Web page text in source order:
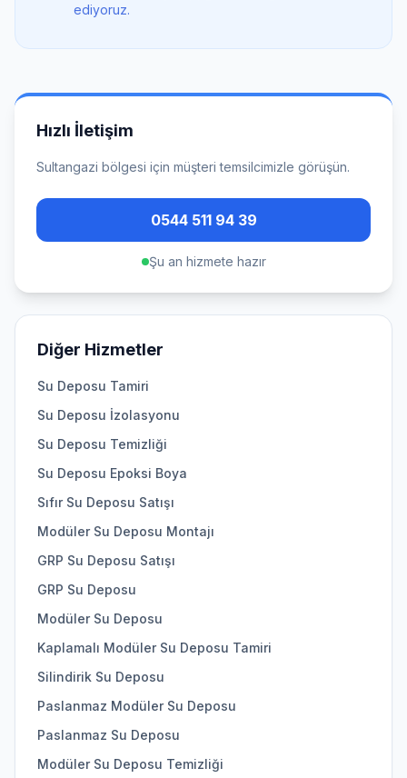
ediyoruz.
Hızlı İletişim
Sultangazi bölgesi için müşteri temsilcimizle görüşün.
0544 511 94 39
Şu an hizmete hazır
Diğer Hizmetler
Su Deposu Tamiri
Su Deposu İzolasyonu
Su Deposu Temizliği
Su Deposu Epoksi Boya
Sıfır Su Deposu Satışı
Modüler Su Deposu Montajı
GRP Su Deposu Satışı
GRP Su Deposu
Modüler Su Deposu
Kaplamalı Modüler Su Deposu Tamiri
Silindirik Su Deposu
Paslanmaz Modüler Su Deposu
Paslanmaz Su Deposu
Modüler Su Deposu Temizliği